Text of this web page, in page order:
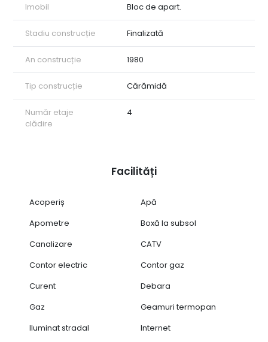
Imobil Bloc de apart.
Stadiu construcție Finalizată
An construcție 1980
Tip construcție Cărămidă
Număr etaje
clădire
4
Facilități
Acoperiș
Apă
Apometre
Boxă la subsol
Canalizare
CATV
Contor electric
Contor gaz
Curent
Debara
Gaz
Geamuri termopan
Iluminat stradal
Internet